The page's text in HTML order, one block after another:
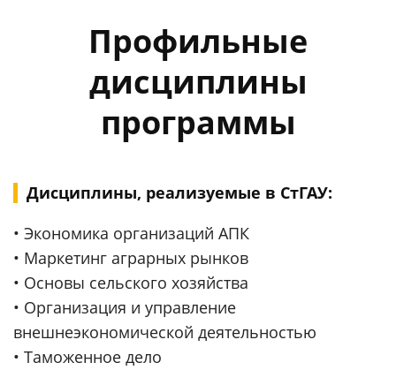
Профильные
дисциплины
программы
Дисциплины, реализуемые в СтГАУ:
• Экономика организаций АПК
• Маркетинг аграрных рынков
• Основы сельского хозяйства
• Организация и управление
внешнеэкономической деятельностью
• Таможенное дело